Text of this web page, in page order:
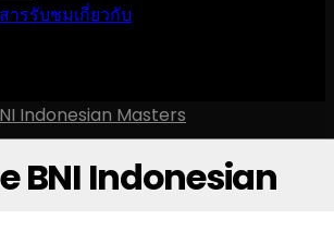
ารรับชมเกี่ยวกับ
Indonesian Masters
BNI Indonesian